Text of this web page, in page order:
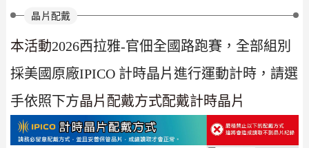
晶片配戴
本活動2026西拉雅-官佃全國路跑賽， 全部組別
採美國原廠IPICO 計時晶片進行運動計時，請選
手依照下方晶片配戴方式配戴計時晶片